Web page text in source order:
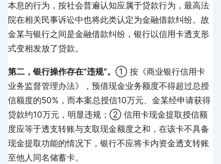
本息的行为，按社会普遍认知应属于贷款行为，最高法
院在相关民事诉讼中也将此类认定为金融借款纠纷。故
金某与银行之间是金融借款纠纷，银行以信用卡透支形
式变相发放了贷款。
第二，银行操作存在”违规”。 ① 按《商业银行信用卡
业务监督管理办法》，预借现金业务额度不得超过总授
信额度的50%，而本案总授信10万元、金某经申请获得
贷款约10万元，明显违规；② 信用卡现金提取授信额
度应等于透支转账与支取现金额度之和，在该卡不具备
现金提取功能的情况下，银行不应将卡内资金透支转账
至他人同名储蓄卡。